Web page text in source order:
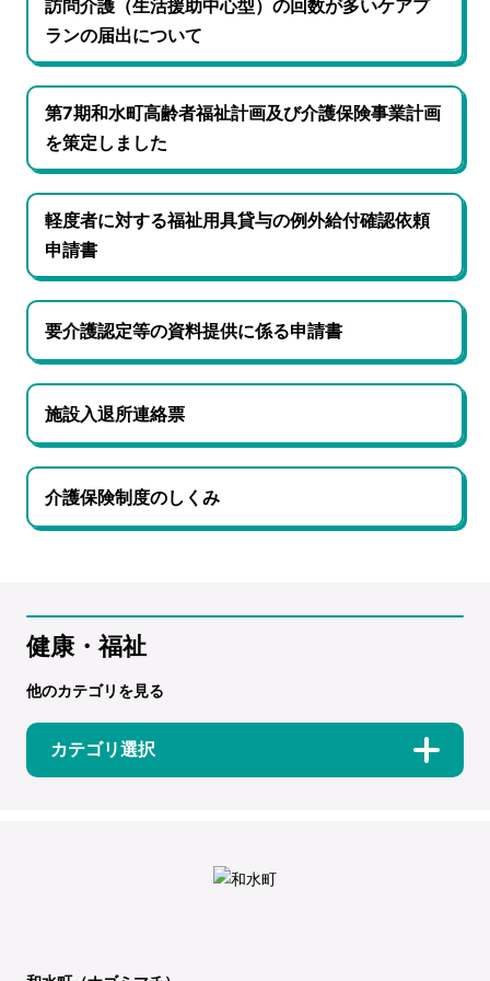
訪問介護（生活援助中心型）の回数が多いケアプ
ランの届出について
第7期和水町高齢者福祉計画及び介護保険事業計画
を策定しました
軽度者に対する福祉用具貸与の例外給付確認依頼
申請書
要介護認定等の資料提供に係る申請書
施設入退所連絡票
介護保険制度のしくみ
健康・福祉
他のカテゴリを見る
カテゴリ選択